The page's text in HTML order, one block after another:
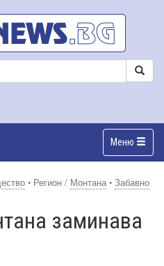
Меню
• Регион / Монтана • Забавно
заминава